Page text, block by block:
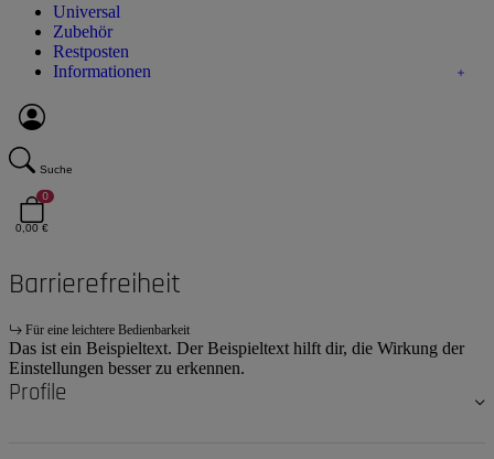
Universal
Zubehör
Restposten
Informationen
Suche
0
0,00 €
Barrierefreiheit
Für eine leichtere Bedienbarkeit
Das ist ein Beispieltext. Der Beispieltext hilft dir, die Wirkung der
Einstellungen besser zu erkennen.
Profile